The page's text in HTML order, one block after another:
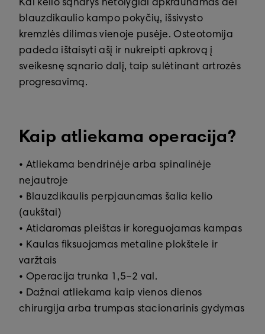
Kai kelio sąnarys netolygiai apkraunamas dėl
blauzdikaulio kampo pokyčių, išsivysto
kremzlės dilimas vienoje pusėje. Osteotomija
padeda ištaisyti ašį ir nukreipti apkrovą į
sveikesnę sąnario dalį, taip sulėtinant artrozės
progresavimą.
Kaip atliekama operacija?
• Atliekama bendrinėje arba spinalinėje
nejautroje
• Blauzdikaulis perpjaunamas šalia kelio
(aukštai)
• Atidaromas pleištas ir koreguojamas kampas
• Kaulas fiksuojamas metaline plokštele ir
varžtais
• Operacija trunka 1,5–2 val.
• Dažnai atliekama kaip vienos dienos
chirurgija arba trumpas stacionarinis gydymas